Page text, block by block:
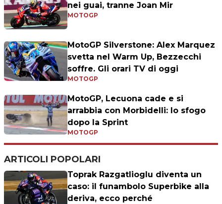
nei guai, tranne Joan Mir
MOTOGP
MotoGP Silverstone: Alex Marquez
svetta nel Warm Up, Bezzecchi
soffre. Gli orari TV di oggi
MOTOGP
MotoGP, Lecuona cade e si
arrabbia con Morbidelli: lo sfogo
dopo la Sprint
MOTOGP
ARTICOLI POPOLARI
Toprak Razgatlioglu diventa un
caso: il funambolo Superbike alla
deriva, ecco perché